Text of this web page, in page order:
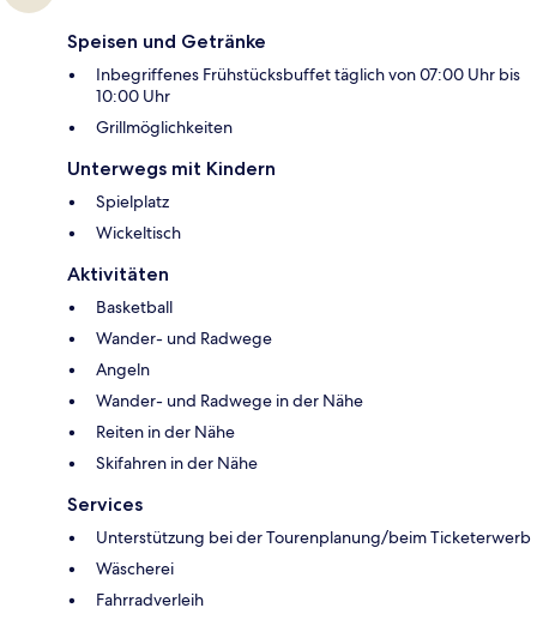
Speisen und Getränke
Inbegriffenes Frühstücksbuffet täglich von 07:00 Uhr bis
10:00 Uhr
Grillmöglichkeiten
Unterwegs mit Kindern
Spielplatz
Wickeltisch
Aktivitäten
Basketball
Wander- und Radwege
Angeln
Wander- und Radwege in der Nähe
Reiten in der Nähe
Skifahren in der Nähe
Services
Unterstützung bei der Tourenplanung/beim Ticketerwerb
Wäscherei
Fahrradverleih